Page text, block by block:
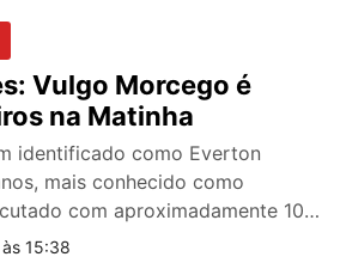
Vulgo Morcego é
na Matinha
identificado como Everton
mais conhecido como
com aproximadamente 10…
15:38